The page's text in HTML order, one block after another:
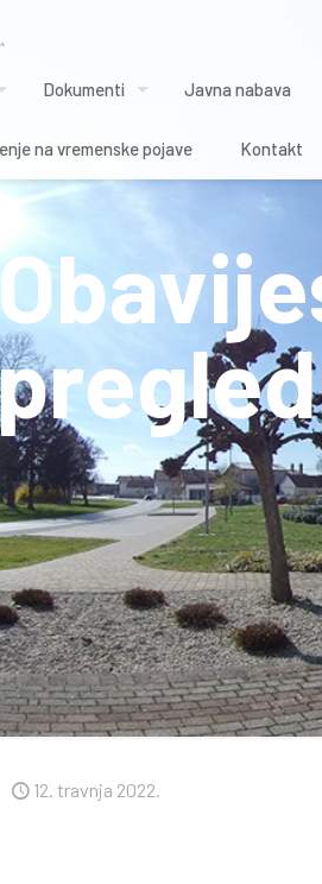
Dokumenti Javna nabava
na vremenske pojave Kontakt
12. travnja 2022.